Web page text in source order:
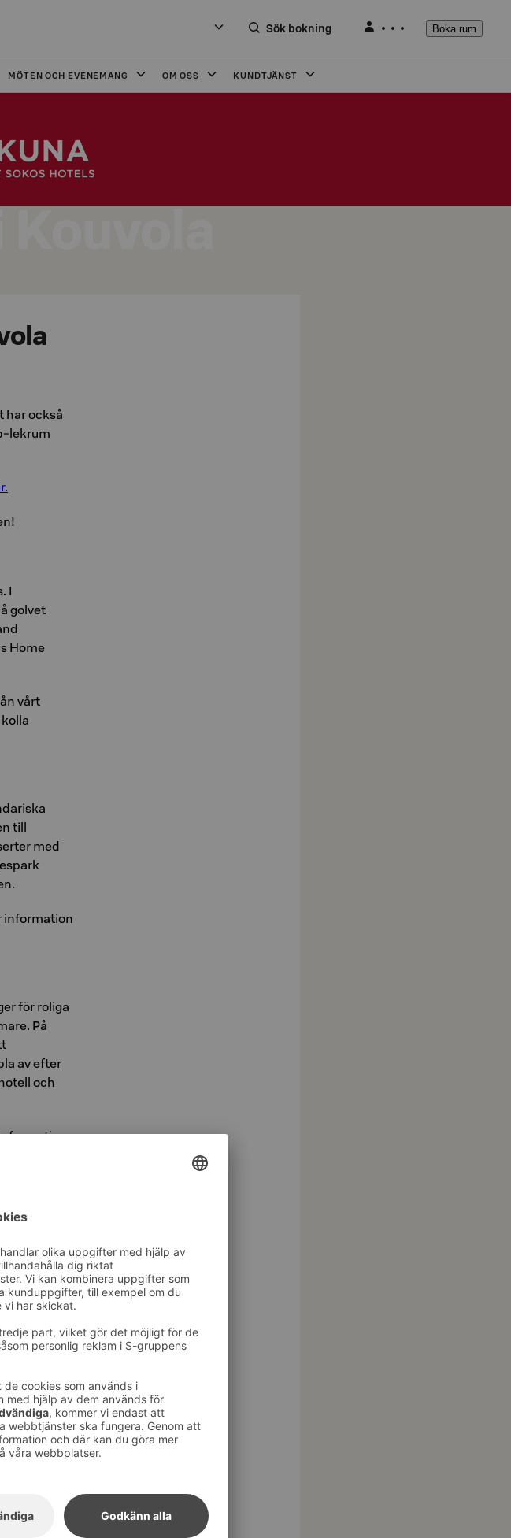
Sök bokning Boka rum
MÖTEN OCH EVENEMANG OM OSS KUNDTJÄNST
Kouvola
har också
lekrum
I
golvet
Home
vårt
till
med
information
för roliga
På
av efter
och
med dig
spåren
Du
800
:)